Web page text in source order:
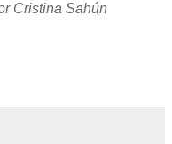
Cristina Sahún